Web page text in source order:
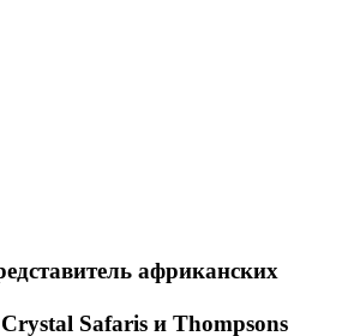
африканских
Safaris и Thompsons